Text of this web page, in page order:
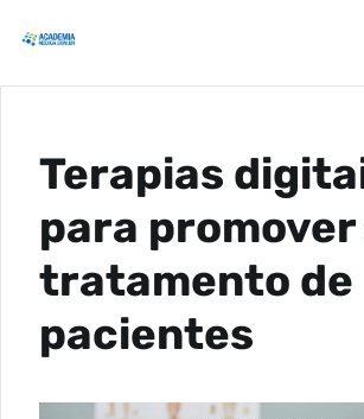
Terapias
para promover
tratamento de
pacientes